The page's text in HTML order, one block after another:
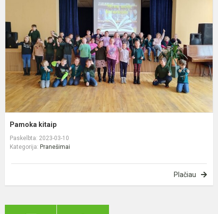
Pamoka kitaip
Paskelbta: 2023-03-10
Kategorija: Pranešimai
Plačiau